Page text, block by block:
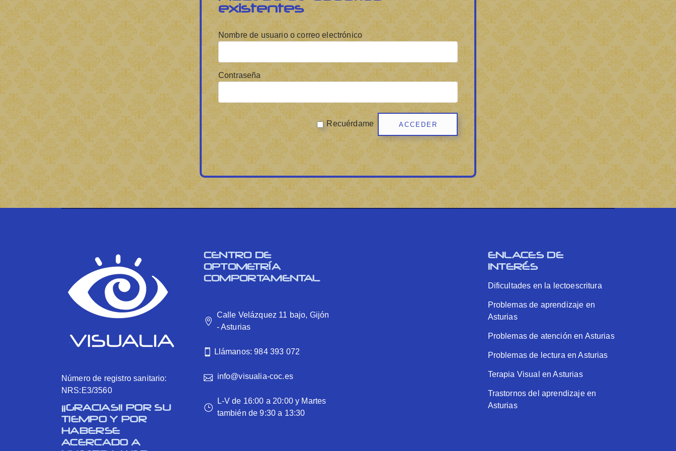
Forbrain
existentes
Nombre de usuario o correo electrónico
Contraseña
Recuérdame
Número de registro sanitario:
NRS:E3/3560
¡¡GRACIAS!! POR SU
TIEMPO Y POR
HABERSE
ACERCADO A
CENTRO DE
OPTOMETRÍA
COMPORTAMENTAL
Calle Velázquez 11 bajo, Gijón
- Asturias
Llámanos: 984 393 072
info@visualia-coc.es
L-V de 16:00 a 20:00 y Martes
también de 9:30 a 13:30
ENLACES DE
INTERÉS
Dificultades en la lectoescritura
Problemas de aprendizaje en
Asturias
Problemas de atención en Asturias
Problemas de lectura en Asturias
Terapia Visual en Asturias
Trastornos del aprendizaje en
Asturias